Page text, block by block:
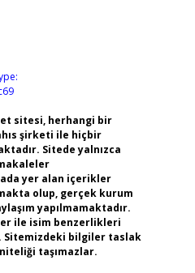
sitesi, herhangi bir
şirketi ile hiçbir
Sitede yalnızca
yer alan içerikler
olup, gerçek kurum
yapılmamaktadır.
ile isim benzerlikleri
Sitemizdeki bilgiler taslak
taşımazlar.